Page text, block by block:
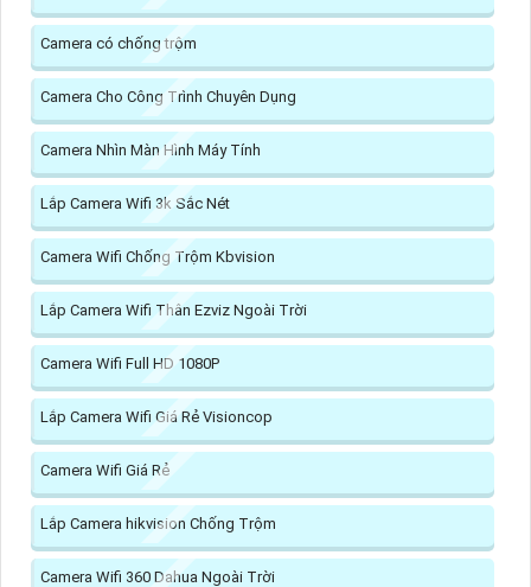
Camera có chống trộm
Camera Cho Công Trình Chuyên Dụng
Camera Nhìn Màn Hình Máy Tính
Lắp Camera Wifi 3k Sắc Nét
Camera Wifi Chống Trộm Kbvision
Lắp Camera Wifi Thân Ezviz Ngoài Trời
Camera Wifi Full HD 1080P
Lắp Camera Wifi Giá Rẻ Visioncop
Camera Wifi Giá Rẻ
Lắp Camera hikvision Chống Trộm
Camera Wifi 360 Dahua Ngoài Trời